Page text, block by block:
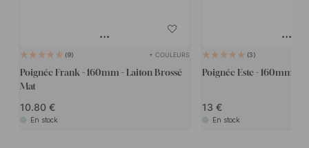
9 + COULEURS
Poignée Frank - 160mm - Laiton Brossé
Mat
10.80
En stock
3
Poignée Este - 160mm -
13
En stock